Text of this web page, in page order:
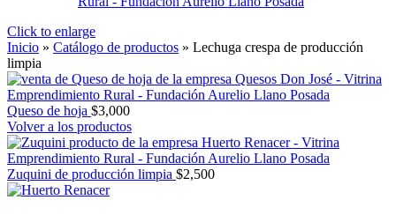
Click to enlarge
Inicio » Catálogo de productos » Lechuga crespa de producción
limpia
Queso de hoja $3,000
Volver a los productos
Zuquini de producción limpia $2,500